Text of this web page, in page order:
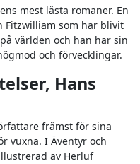
mest lästa romaner. En
Fitzwilliam som har blivit
världen och han har sin
och förvecklingar.
Hans
främst för sina
vuxna. I Äventyr och
av Herluf